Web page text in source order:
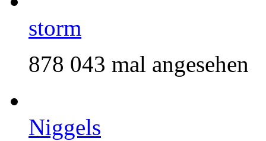
storm
878 043 mal angesehen
Niggels